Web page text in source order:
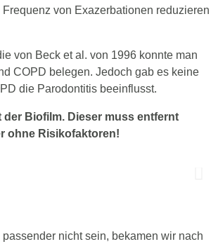
von Exazerbationen reduzieren
von Beck et al. von 1996 konnte man
COPD belegen. Jedoch gab es keine
die Parodontitis beeinflusst.
der Biofilm. Dieser muss entfernt
ohne Risikofaktoren!
nicht sein, bekamen wir nach